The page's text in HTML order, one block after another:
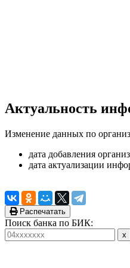
Актуальность
Изменение данных по
дата добавления
дата актуализации
Распечатать
Поиск банка по БИК: